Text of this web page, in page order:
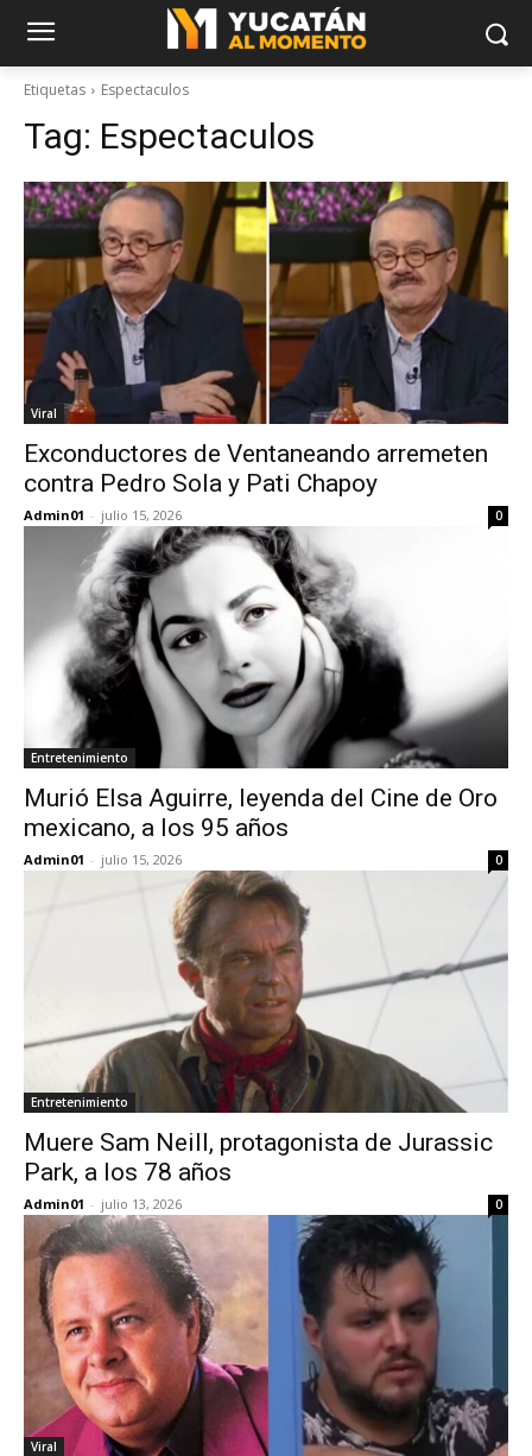
Etiquetas Espectaculos
Tag: Espectaculos
Viral
Exconductores de Ventaneando arremeten
contra Pedro Sola y Pati Chapoy
Admin01 - julio 15, 2026 0
Entretenimiento
Murió Elsa Aguirre, leyenda del Cine de Oro
mexicano, a los 95 años
Admin01 - julio 15, 2026 0
Entretenimiento
Muere Sam Neill, protagonista de Jurassic
Park, a los 78 años
Admin01 - julio 13, 2026 0
Viral